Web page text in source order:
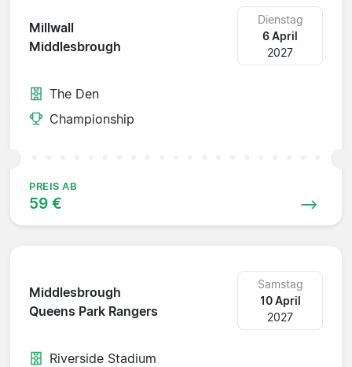
Millwall
Middlesbrough
Dienstag
6 April
2027
The Den
Championship
PREIS AB
59 €
Middlesbrough
Queens Park Rangers
Samstag
10 April
2027
Riverside Stadium